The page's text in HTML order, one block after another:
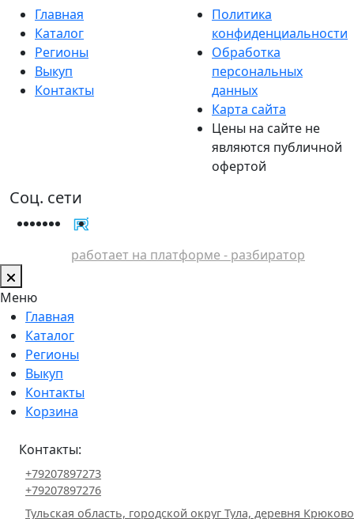
Главная
Каталог
Регионы
Выкуп
Контакты
Политика
конфиденциальности
Обработка
персональных
данных
Карта сайта
Цены на сайте не
являются публичной
офертой
Соц. сети
работает на платформе - разбиратор
Меню
Главная
Каталог
Регионы
Выкуп
Контакты
Корзина
Контакты:
+79207897273
+79207897276
Тульская область, городской округ Тула, деревня Крюково